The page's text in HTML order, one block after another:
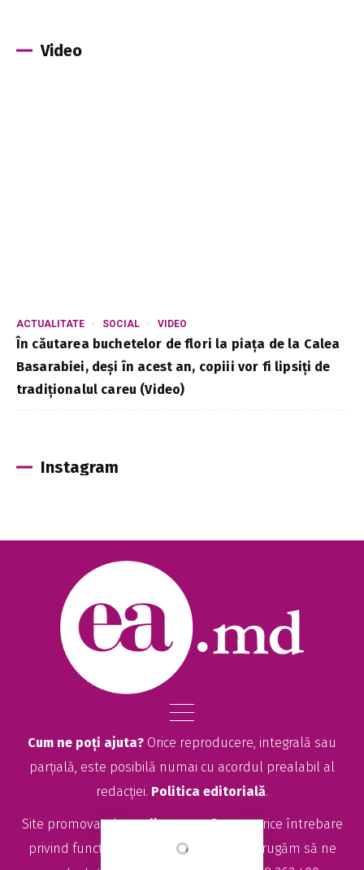
Video
ACTUALITATE SOCIAL VIDEO
În căutarea buchetelor de flori la piața de la Calea
Basarabiei, deși în acest an, copiii vor fi lipsiți de
tradiționalul careu (Video)
Instagram
Cum ne poți ajuta? Orice reproducere, integrală sau
parțială, este posibilă numai cu acordul prealabil al
redacției. Politica editorială.
Site promovat deseolitte.com. Pentru orice întrebare
privind funcționarea site-ului EA.md, vă rugăm să ne